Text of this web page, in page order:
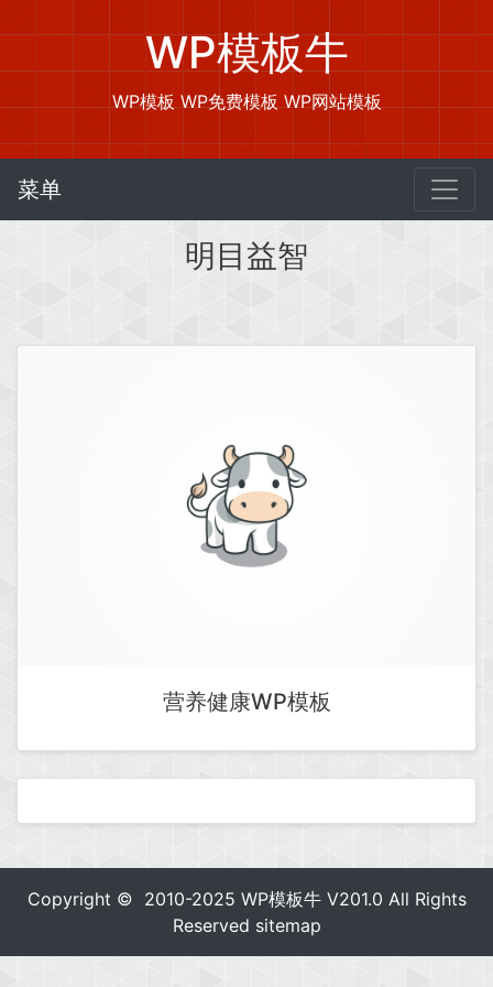
WP模板牛
WP模板 WP免费模板 WP网站模板
菜单
明目益智
营养健康WP模板
Copyright © 2010-2025 WP模板牛V201.0 All Rights
Reserved sitemap